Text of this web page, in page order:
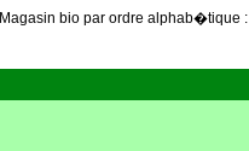
Magasin bio par ordre alphab�tique